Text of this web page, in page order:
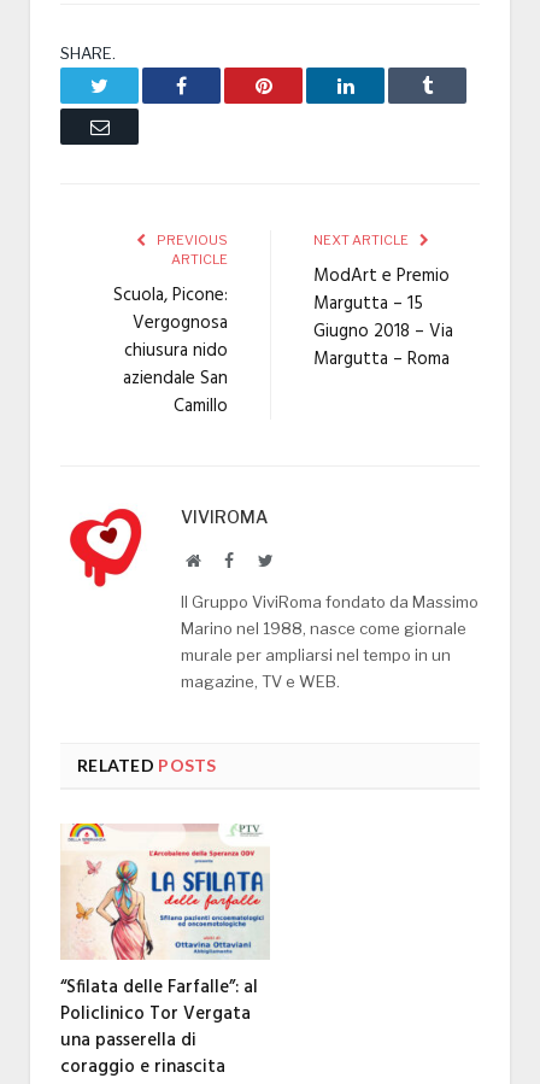
SHARE.
Facebook Pinterest LinkedIn Tumblr
Email
PREVIOUS
ARTICLE
Scuola, Picone:
Vergognosa
chiusura nido
aziendale San
Camillo
NEXT ARTICLE
ModArt e Premio
Margutta – 15
Giugno 2018 – Via
Margutta – Roma
VIVIROMA
WebsiteFacebookTwitter
Il Gruppo ViviRoma fondato da Massimo
Marino nel 1988, nasce come giornale
murale per ampliarsi nel tempo in un
magazine, TV e WEB.
RELATED POSTS
“Sfilata delle Farfalle”: al
Policlinico Tor Vergata
una passerella di
coraggio e rinascita